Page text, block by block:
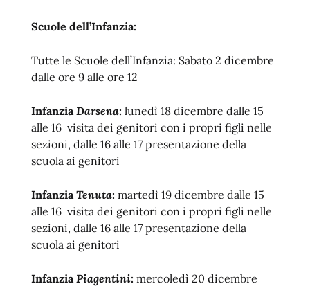
Scuole dell’Infanzia:
Tutte le Scuole dell’Infanzia: Sabato 2 dicembre
dalle ore 9 alle ore 12
InfanziaDarsena: lunedì 18 dicembre dalle 15
alle 16 visita dei genitori con i propri figli nelle
sezioni, dalle 16 alle 17 presentazione della
scuola ai genitori
InfanziaTenuta: martedì 19 dicembre dalle 15
alle 16 visita dei genitori con i propri figli nelle
sezioni, dalle 16 alle 17 presentazione della
scuola ai genitori
InfanziaPiagentini: mercoledì 20 dicembre